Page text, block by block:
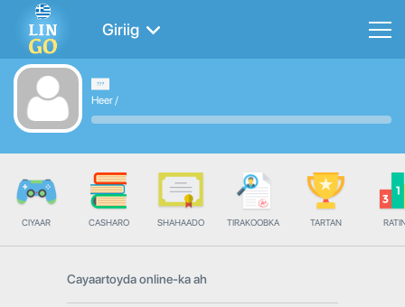
Giriig
Heer/
CIYAAR CASHARO SHAHAADO TIRAKOOBKA TARTAN
Cayaartoyda online-ka ah